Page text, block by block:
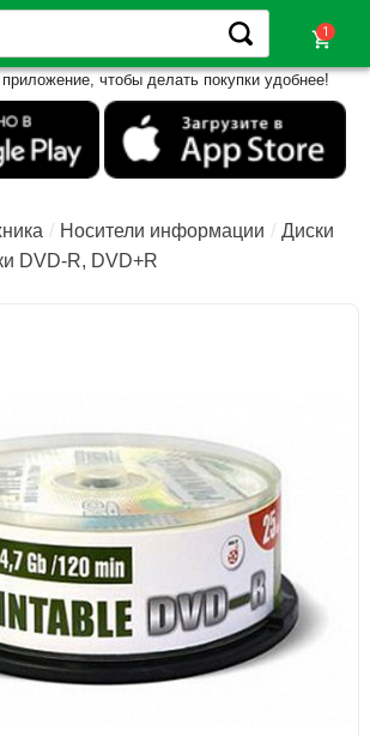
shopping_cart
чтобы делать покупки удобнее!
Носители информации
Диски
DVD-R, DVD+R